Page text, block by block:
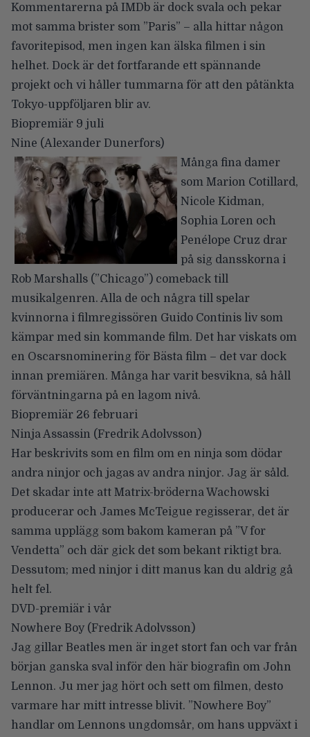
Kommentarerna på IMDb är dock svala och pekar
mot samma brister som ”Paris” – alla hittar någon
favoritepisod, men ingen kan älska filmen i sin
helhet. Dock är det fortfarande ett spännande
projekt och vi håller tummarna för att den påtänkta
Tokyo-uppföljaren blir av.
Biopremiär 9 juli
Nine (Alexander Dunerfors)
Många fina damer
som Marion Cotillard,
Nicole Kidman,
Sophia Loren och
Penélope Cruz drar
på sig dansskorna i
Rob Marshalls (”Chicago”) comeback till
musikalgenren. Alla de och några till spelar
kvinnorna i filmregissören Guido Continis liv som
kämpar med sin kommande film. Det har viskats om
en Oscarsnominering för Bästa film – det var dock
innan premiären. Många har varit besvikna, så håll
förväntningarna på en lagom nivå.
Biopremiär 26 februari
Ninja Assassin (Fredrik Adolvsson)
Har beskrivits som en film om en ninja som dödar
andra ninjor och jagas av andra ninjor. Jag är såld.
Det skadar inte att Matrix-bröderna Wachowski
producerar och James McTeigue regisserar, det är
samma upplägg som bakom kameran på ”V for
Vendetta” och där gick det som bekant riktigt bra.
Dessutom; med ninjor i ditt manus kan du aldrig gå
helt fel.
DVD-premiär i vår
Nowhere Boy (Fredrik Adolvsson)
Jag gillar Beatles men är inget stort fan och var från
början ganska sval inför den här biografin om John
Lennon. Ju mer jag hört och sett om filmen, desto
varmare har mitt intresse blivit. ”Nowhere Boy”
handlar om Lennons ungdomsår, om hans uppväxt i